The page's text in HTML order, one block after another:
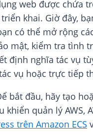
web được chứa
khai. Giờ đây,
có thể mở rộng
mật, kiểm tra
định nghĩa tác vụ
vụ hoặc trực tiếp
bắt đầu, hãy tạo
quản lý AWS,
trên Amazon ECS